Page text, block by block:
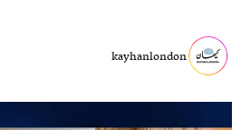
kayhanlondon